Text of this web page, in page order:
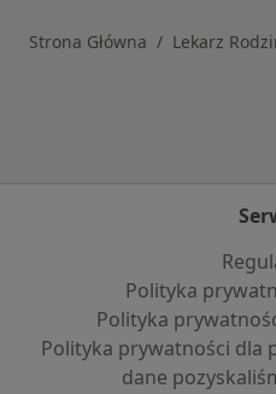
Strona Główna Lekarz
Polityka
Polityka
Polityka prywatności dla
dane